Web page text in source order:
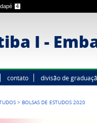
4
I -
contato divisão de
> BOLSAS DE ESTUDOS 2020